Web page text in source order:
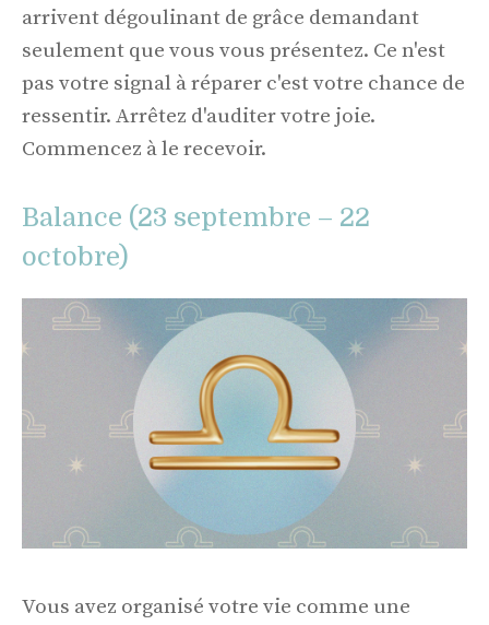
arrivent dégoulinant de grâce demandant
seulement que vous vous présentez. Ce n'est
pas votre signal à réparer c'est votre chance de
ressentir. Arrêtez d'auditer votre joie.
Commencez à le recevoir.
Balance (23 septembre – 22
octobre)
Vous avez organisé votre vie comme une